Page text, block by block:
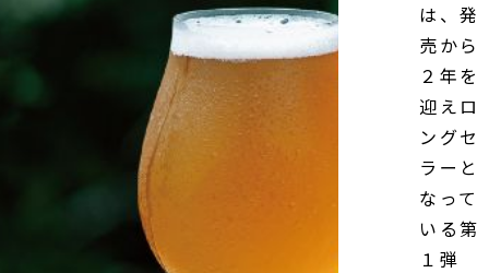
は、発
売から
２年を
迎えロ
ングセ
ラーと
なって
いる第
１弾